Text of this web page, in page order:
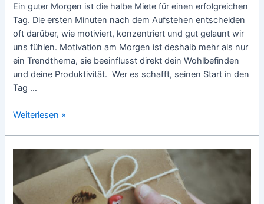
Ein guter Morgen ist die halbe Miete für einen erfolgreichen
Tag. Die ersten Minuten nach dem Aufstehen entscheiden
oft darüber, wie motiviert, konzentriert und gut gelaunt wir
uns fühlen. Motivation am Morgen ist deshalb mehr als nur
ein Trendthema, sie beeinflusst direkt dein Wohlbefinden
und deine Produktivität. Wer es schafft, seinen Start in den
Tag …
Motivation
du
voller
Weiterlesen »